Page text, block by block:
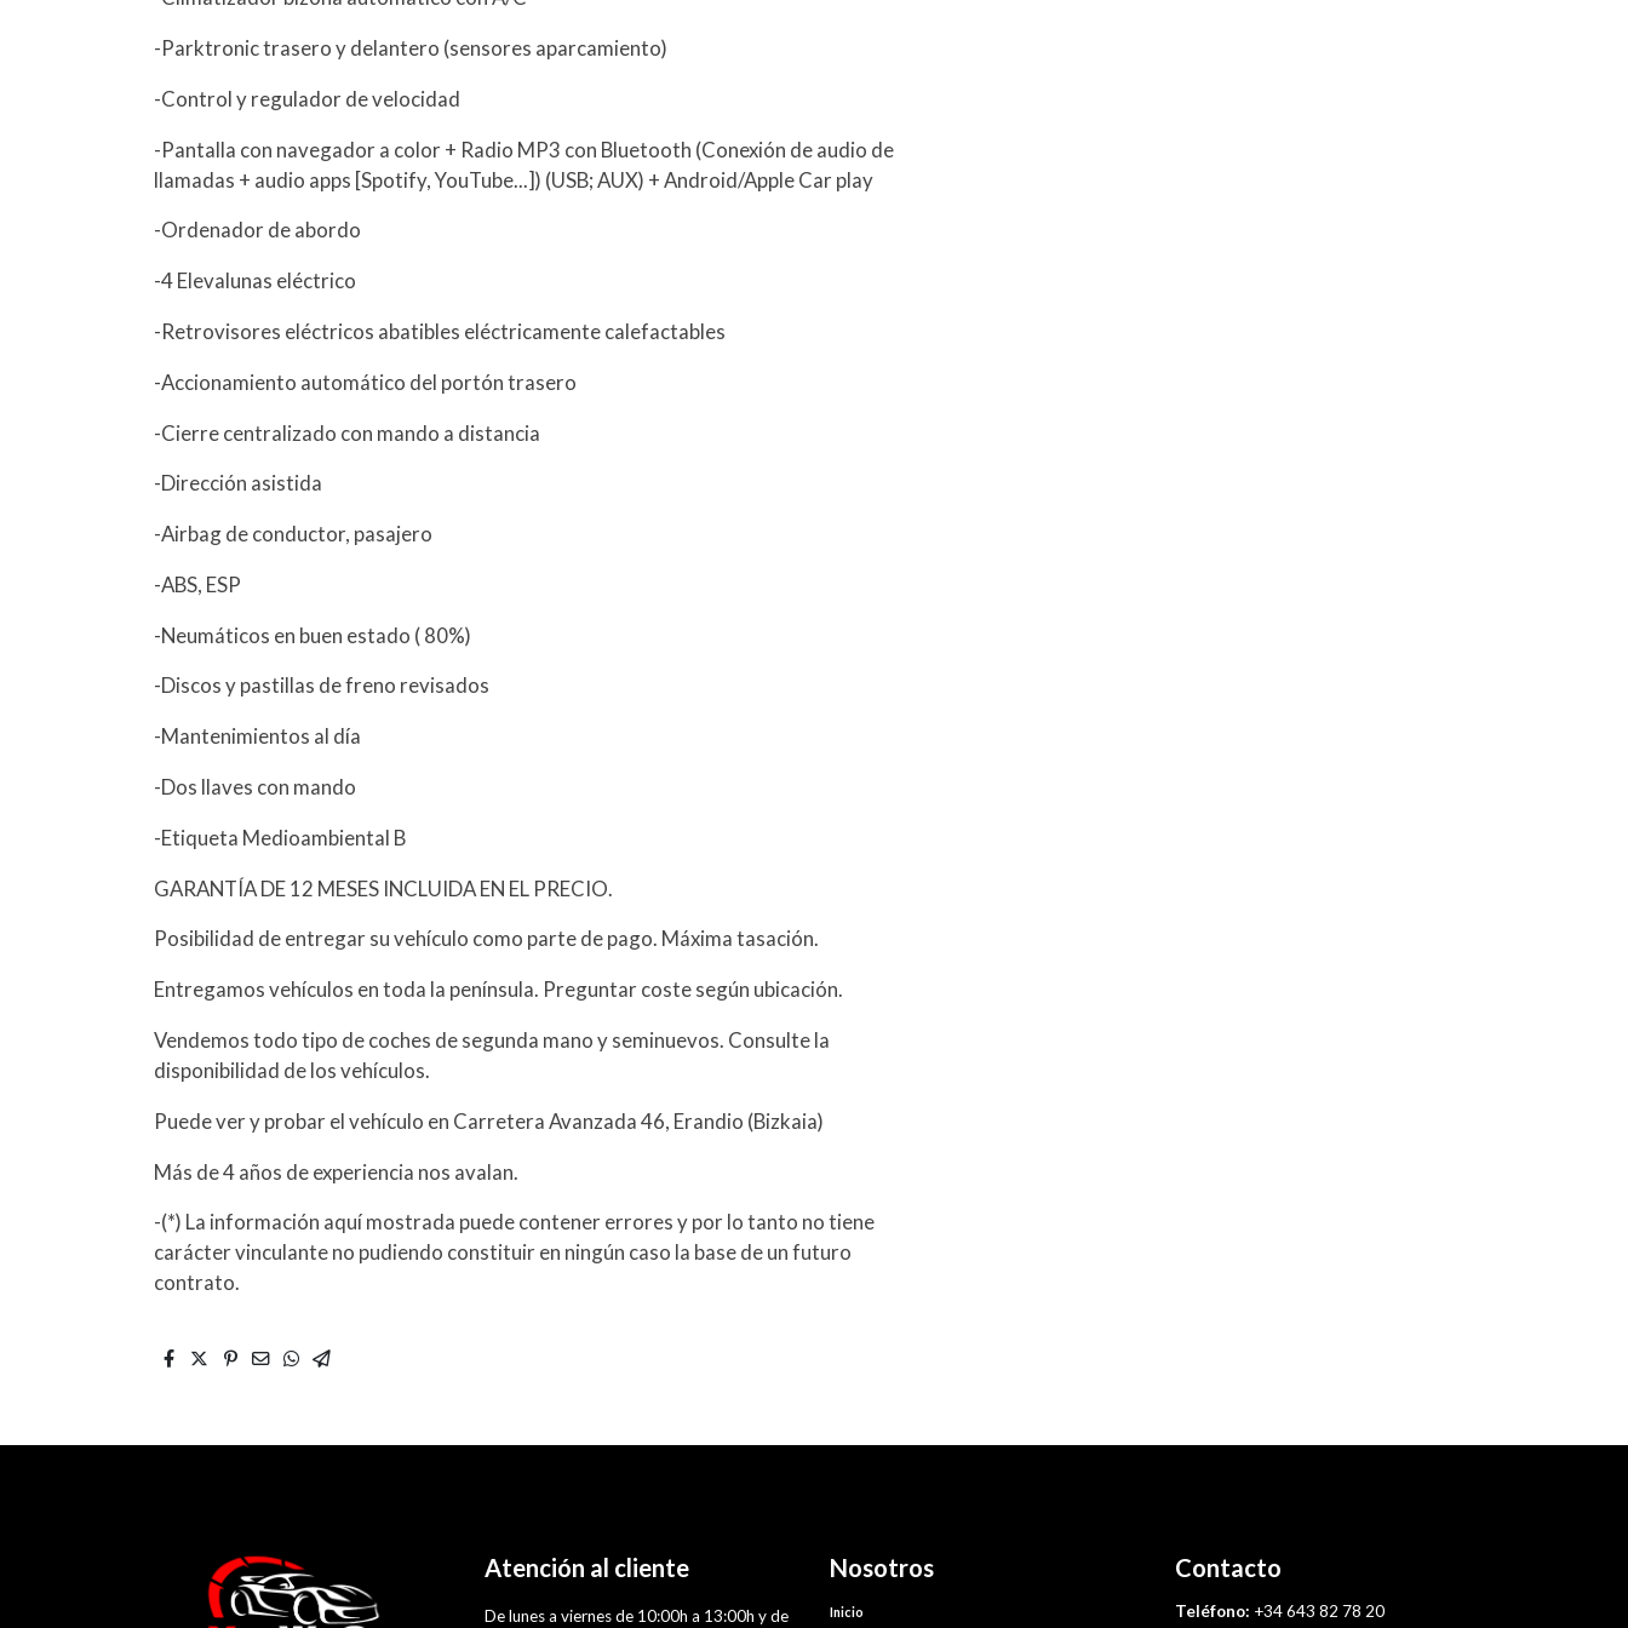
-Parktronic trasero y delantero (sensores aparcamiento)
-Control y regulador de velocidad
-Pantalla con navegador a color + Radio MP3 con Bluetooth (Conexión de audio de
llamadas + audio apps [Spotify, YouTube...]) (USB; AUX) + Android/Apple Car play
-Ordenador de abordo
-4 Elevalunas eléctrico
-Retrovisores eléctricos abatibles eléctricamente calefactables
-Accionamiento automático del portón trasero
-Cierre centralizado con mando a distancia
-Dirección asistida
-Airbag de conductor, pasajero
-ABS, ESP
-Neumáticos en buen estado ( 80%)
-Discos y pastillas de freno revisados
-Mantenimientos al día
-Dos llaves con mando
-Etiqueta Medioambiental B
GARANTÍA DE 12 MESES INCLUIDA EN EL PRECIO.
Posibilidad de entregar su vehículo como parte de pago. Máxima tasación.
Entregamos vehículos en toda la península. Preguntar coste según ubicación.
Vendemos todo tipo de coches de segunda mano y seminuevos. Consulte la
disponibilidad de los vehículos.
Puede ver y probar el vehículo en Carretera Avanzada 46, Erandio (Bizkaia)
Más de 4 años de experiencia nos avalan.
-(*) La información aquí mostrada puede contener errores y por lo tanto no tiene
carácter vinculante no pudiendo constituir en ningún caso la base de un futuro
contrato.
Atención al cliente
De lunes a viernes de 10:00h a 13:00h y de
Nosotros
Inicio
Contacto
Teléfono: +34 643 82 78 20